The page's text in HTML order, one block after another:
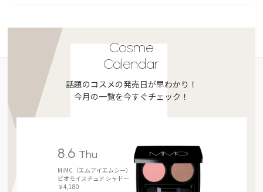
Cosme
Calendar
話題のコスメの発売日が早わかり！
今月の一覧を今すぐチェック！
8.6 Thu
MiMC（エムアイエムシー）
ビオモイスチュア シャドー
￥4,180